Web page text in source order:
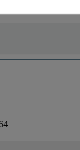
/ POM